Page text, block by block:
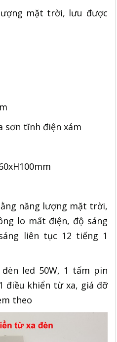
mặt trời, lưu được
sơn tĩnh điện xám
năng lượng mặt trời,
lo mất điện, độ sáng
liên tục 12 tiếng 1
led 50W, 1 tấm pin
điều khiển từ xa, giá đỡ
theo